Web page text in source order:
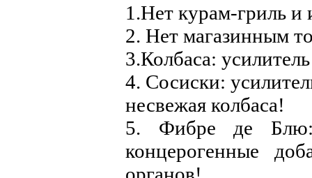
1.Нет курам-гриль и
2. Нет магазинным
3.Колбаса:
4. Сосиски:
несвежая колбаса!
5. Фибре де Блю:
концерогенные